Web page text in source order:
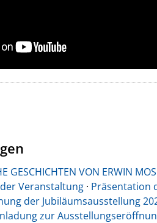
GESCHICHTEN VON ERWIN
Veranstaltung · Präsentation
der Jubiläumsausstellung
zur